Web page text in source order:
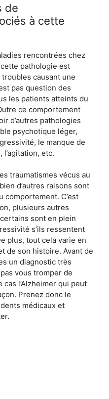
de
à cette
rencontrées chez
pathologie est
causant une
pas question des
les patients atteints du
ce comportement
d’autres pathologies
psychotique léger,
le manque de
etc.
traumatismes vécus au
d’autres raisons sont
comportement. C’est
plusieurs autres
sont en plein
s’ils ressentent
plus, tout cela varie en
de son histoire. Avant de
un diagnostic très
vous tromper de
cas l’Alzheimer qui peut
Prenez donc le
médicaux et